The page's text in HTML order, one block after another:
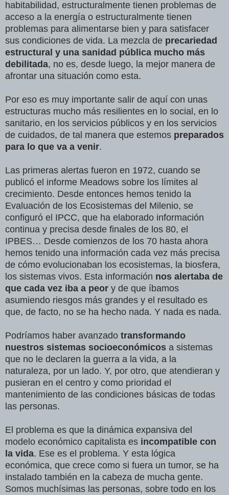
habitabilidad, estructuralmente tienen problemas de
acceso a la energía o estructuralmente tienen
problemas para alimentarse bien y para satisfacer
sus condiciones de vida. La mezcla de precariedad
estructural y una sanidad pública mucho más
debilitada, no es, desde luego, la mejor manera de
afrontar una situación como esta.
Por eso es muy importante salir de aquí con unas
estructuras mucho más resilientes en lo social, en lo
sanitario, en los servicios públicos y en los servicios
de cuidados, de tal manera que estemos preparados
para lo que va a venir.
Las primeras alertas fueron en 1972, cuando se
publicó el informe Meadows sobre los límites al
crecimiento. Desde entonces hemos tenido la
Evaluación de los Ecosistemas del Milenio, se
configuró el IPCC, que ha elaborado información
continua y precisa desde finales de los 80, el
IPBES… Desde comienzos de los 70 hasta ahora
hemos tenido una información cada vez más precisa
de cómo evolucionaban los ecosistemas, la biosfera,
los sistemas vivos. Esta información nos alertaba de
que cada vez iba a peor y de que íbamos
asumiendo riesgos más grandes y el resultado es
que, de facto, no se ha hecho nada. Y nada es nada.
Podríamos haber avanzado transformando
nuestros sistemas socioeconómicos a sistemas
que no le declaren la guerra a la vida, a la
naturaleza, por un lado. Y, por otro, que atendieran y
pusieran en el centro y como prioridad el
mantenimiento de las condiciones básicas de todas
las personas.
El problema es que la dinámica expansiva del
modelo económico capitalista es incompatible con
la vida. Ese es el problema. Y esta lógica
económica, que crece como si fuera un tumor, se ha
instalado también en la cabeza de mucha gente.
Somos muchísimas las personas, sobre todo en los